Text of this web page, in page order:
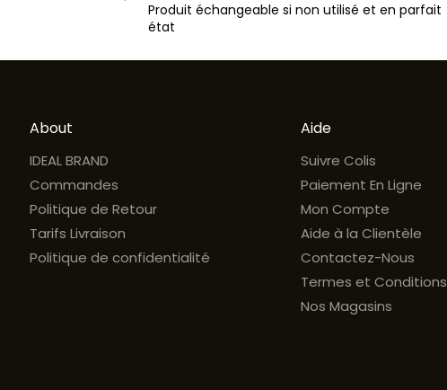
Produit échangeable si non utilisé et en parfait
état
About
IDEAL BRAND
Commandes
Politique de Retour
Tarifs Livraison
Politique de confidentialité
Aide
Suivre Colis
Paiement En Ligne
Mon Compte
Aide à la Clientèle
Contactez-Nous
Termes et Conditions
Nos Magasins